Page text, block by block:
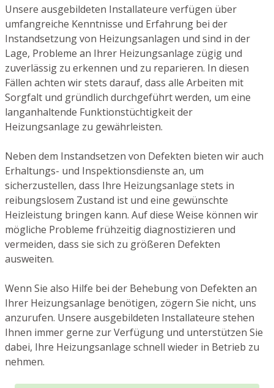
Unsere ausgebildeten Installateure verfügen über
umfangreiche Kenntnisse und Erfahrung bei der
Instandsetzung von Heizungsanlagen und sind in der
Lage, Probleme an Ihrer Heizungsanlage zügig und
zuverlässig zu erkennen und zu reparieren. In diesen
Fällen achten wir stets darauf, dass alle Arbeiten mit
Sorgfalt und gründlich durchgeführt werden, um eine
langanhaltende Funktionstüchtigkeit der
Heizungsanlage zu gewährleisten.
Neben dem Instandsetzen von Defekten bieten wir auch
Erhaltungs- und Inspektionsdienste an, um
sicherzustellen, dass Ihre Heizungsanlage stets in
reibungslosem Zustand ist und eine gewünschte
Heizleistung bringen kann. Auf diese Weise können wir
mögliche Probleme frühzeitig diagnostizieren und
vermeiden, dass sie sich zu größeren Defekten
ausweiten.
Wenn Sie also Hilfe bei der Behebung von Defekten an
Ihrer Heizungsanlage benötigen, zögern Sie nicht, uns
anzurufen. Unsere ausgebildeten Installateure stehen
Ihnen immer gerne zur Verfügung und unterstützen Sie
dabei, Ihre Heizungsanlage schnell wieder in Betrieb zu
nehmen.